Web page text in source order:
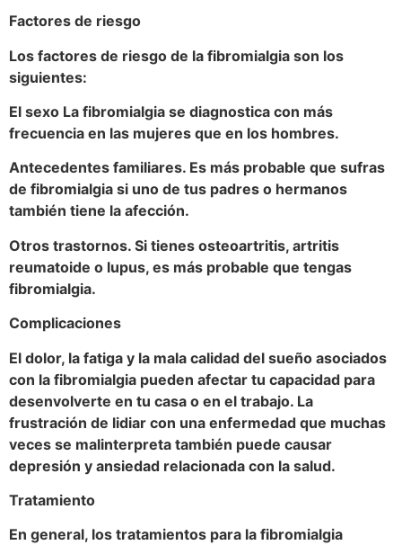
Factores de riesgo
Los factores de riesgo de la fibromialgia son los
siguientes:
El sexo La fibromialgia se diagnostica con más
frecuencia en las mujeres que en los hombres.
Antecedentes familiares. Es más probable que sufras
de fibromialgia si uno de tus padres o hermanos
también tiene la afección.
Otros trastornos. Si tienes osteoartritis, artritis
reumatoide o lupus, es más probable que tengas
fibromialgia.
Complicaciones
El dolor, la fatiga y la mala calidad del sueño asociados
con la fibromialgia pueden afectar tu capacidad para
desenvolverte en tu casa o en el trabajo. La
frustración de lidiar con una enfermedad que muchas
veces se malinterpreta también puede causar
depresión y ansiedad relacionada con la salud.
Tratamiento
En general, los tratamientos para la fibromialgia